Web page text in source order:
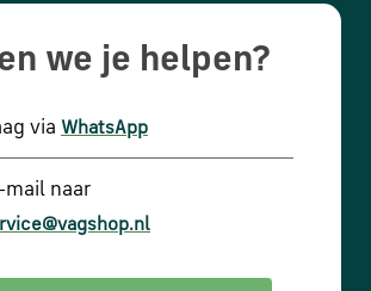
we je helpen?
via WhatsApp
mail naar